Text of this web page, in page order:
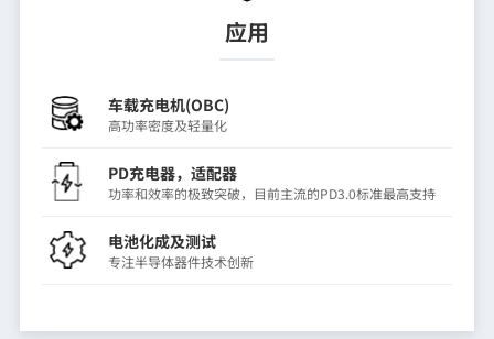
应用
车载充电机(OBC)
高功率密度及轻量化
PD充电器，适配器
功率和效率的极致突破，目前主流的PD3.0标准最高支持
电池化成及测试
专注半导体器件技术创新